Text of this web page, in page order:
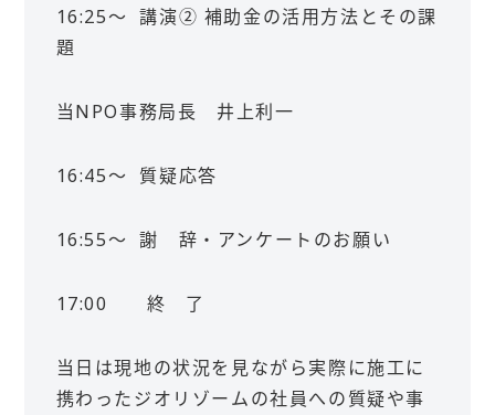
16:25～ 講演② 補助金の活用方法とその課
題
当NPO事務局長 井上利一
16:45～ 質疑応答
16:55～ 謝 辞・アンケートのお願い
17:00 終 了
当日は現地の状況を見ながら実際に施工に
携わったジオリゾームの社員への質疑や事